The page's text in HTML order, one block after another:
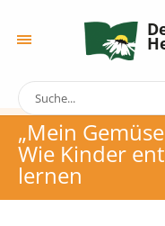
„Mein
Wie Kinder
lernen